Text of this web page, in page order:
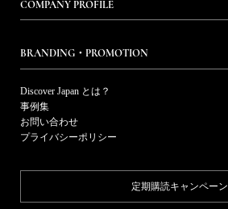
COMPANY PROFILE
BRANDING・PROMOTION
Discover Japan とは？
事例集
お問い合わせ
プライバシーポリシー
定期購読キャンペーン